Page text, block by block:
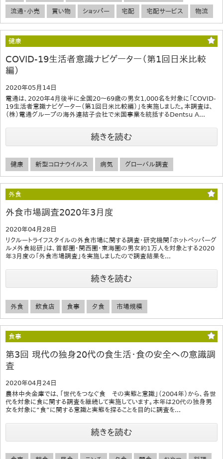
流通・小売 買い物 ショッパー 宅配 宅配サービス 物流
健康
COVID-19生活者意識ナビゲーター（第1回日米比較
編）
2020年05月14日
電通は、2020年4月後半に全国20～69歳の男女1,000名を対象に「COVID-
19生活者意識ナビゲーター（第1回日米比較編）」を実施しました。本調査は、
（株）電通グループの海外連結子会社で米国事業を統括するDentsu A...
続きを読む
健康 新型コロナウイルス 病気 グローバル調査
外食
外食市場調査2020年3月度
2020年04月28日
リクルートライフスタイルの外食市場に関する調査・研究機関「ホットペッパーグ
ルメ外食総研」は、首都圏・関西圏・東海圏の男女約1万人を対象とする2020
年3月度の「外食市場調査」を実施しましたので調査結果を...
続きを読む
外食 飲食店 食事 夕食 市場規模
食事
第3回 現代の独身20代の食生活・食の安全への意識調
査
2020年04月24日
農林中央金庫では、「世代をつなぐ食 その実態と意識」（2004年）から、各世
代を対象に食に関する調査を継続して実施しています。本年は20代の独身男
女を対象に“食”に関する意識と実態を探ることを目的に調査を...
続きを読む